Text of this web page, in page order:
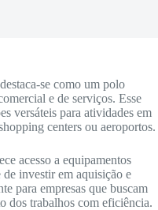
se como um polo
e de serviços. Esse
versáteis para atividades em
centers ou aeroportos.
acesso a equipamentos
de investir em aquisição e
para empresas que buscam
dos trabalhos com eficiência.